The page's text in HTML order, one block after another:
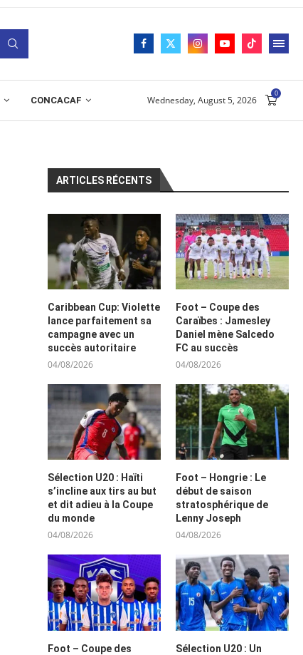
CONCACAF Wednesday, August 5, 2026
0
ARTICLES RÉCENTS
Caribbean Cup: Violette
lance parfaitement sa
campagne avec un
succès autoritaire
04/08/2026
Foot – Coupe des
Caraïbes : Jamesley
Daniel mène Salcedo
FC au succès
04/08/2026
Sélection U20 : Haïti
s’incline aux tirs au but
et dit adieu à la Coupe
du monde
04/08/2026
Foot – Hongrie : Le
début de saison
stratosphérique de
Lenny Joseph
04/08/2026
Foot – Coupe des
Sélection U20 : Un